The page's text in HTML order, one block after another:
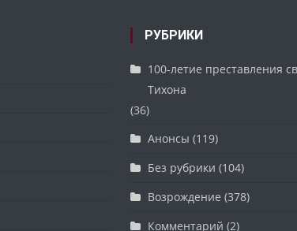
РУБРИКИ
100-летие преставления
Тихона
(36)
Анонсы (119)
Без рубрики (104)
Возрождение (378)
Комментарий (2)